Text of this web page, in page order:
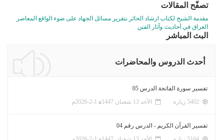
تصفّح المقالات
مقدمة الشيخ لكتاب ارشاد الحائر بتقرير مسائل الجهاد على ضوء الواقع المعاصر
العراق في أحاديث وآثار الفتن
البث المباشر
أحدث الدروس والمحاضرات
تفسير سورة الفاتحة الدرس 05
الأحد 13 شعبان 1447ﻫ 1-2-2026م
تفسير القرآن الكريم - الدرس رقم 04